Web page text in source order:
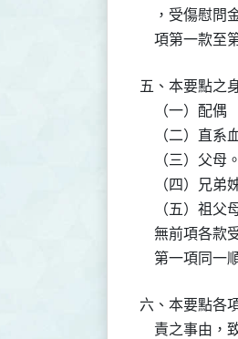
，受傷慰
項第一款
五、本要點之
    （一）配偶
（二）直系
    （三）父母。
（四）兄弟
（五）祖父
無前項各
第一項同
六、本要點各
責之事由